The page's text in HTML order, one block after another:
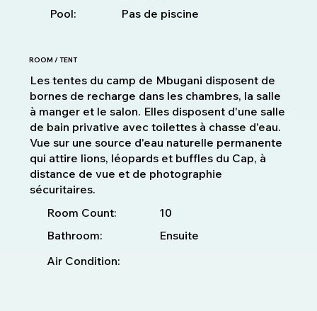
Pool:
Pas de piscine
ROOM / TENT
Les tentes du camp de Mbugani disposent de
bornes de recharge dans les chambres, la salle
à manger et le salon. Elles disposent d'une salle
de bain privative avec toilettes à chasse d'eau.
Vue sur une source d'eau naturelle permanente
qui attire lions, léopards et buffles du Cap, à
distance de vue et de photographie
sécuritaires.
Room Count:
10
Bathroom:
Ensuite
Air Condition: